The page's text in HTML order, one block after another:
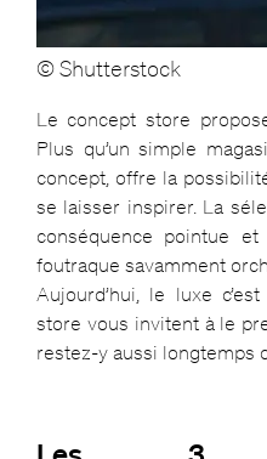
© Shutterstock
Le concept store
Plus qu’un simple
concept, offre la
se laisser inspirer. La
conséquence pointue
foutraque savamment
Aujourd’hui, le luxe
store vous invitent à le
restez-y aussi longtemps